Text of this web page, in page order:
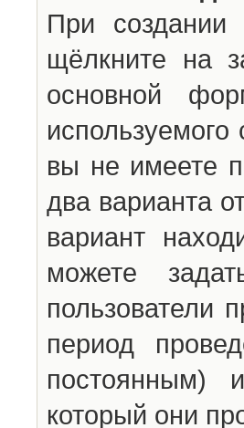
При создании
щёлкните на
основной
вы не имеете
два варианта
вариант
можете
пользователи
период
постоянным)
который они